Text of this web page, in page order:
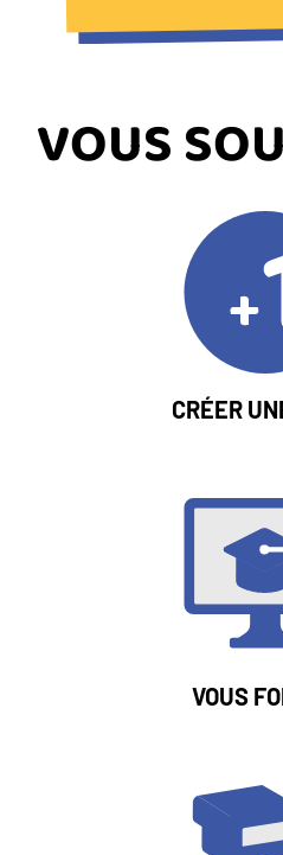
TITRE
VOUS
LIEN
CRÉER
Image
LIEN
VOUS
Image